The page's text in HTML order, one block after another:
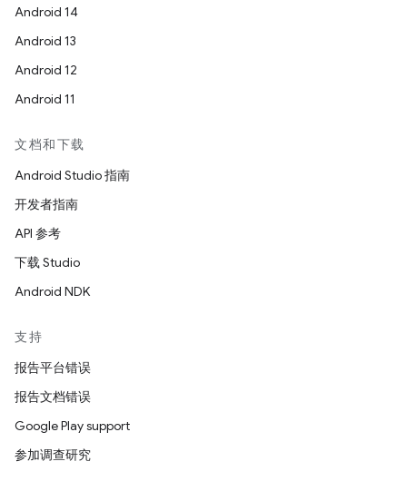
Android 14
Android 13
Android 12
Android 11
文档和下载
Android Studio 指南
开发者指南
API 参考
下载 Studio
Android NDK
支持
报告平台错误
报告文档错误
Google Play support
参加调查研究